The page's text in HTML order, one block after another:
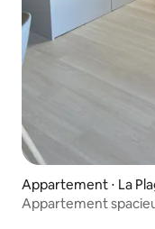
Appartement ⋅ La
Appartement